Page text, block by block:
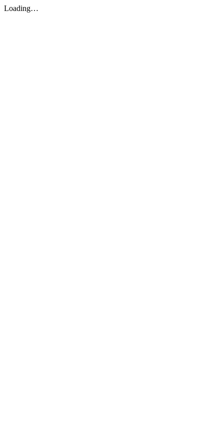
Loading…